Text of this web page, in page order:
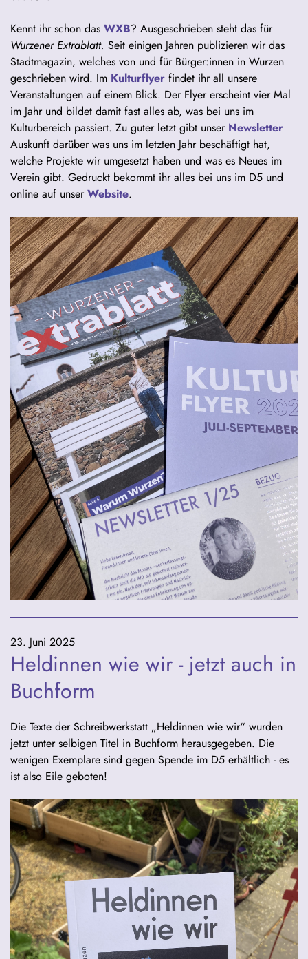
Kennt ihr schon das WXB? Ausgeschrieben steht das für
Wurzener Extrablatt. Seit einigen Jahren publizieren wir das
Stadtmagazin, welches von und für Bürger:innen in Wurzen
geschrieben wird. Im Kulturflyer findet ihr all unsere
Veranstaltungen auf einem Blick. Der Flyer erscheint vier Mal
im Jahr und bildet damit fast alles ab, was bei uns im
Kulturbereich passiert. Zu guter letzt gibt unser Newsletter
Auskunft darüber was uns im letzten Jahr beschäftigt hat,
welche Projekte wir umgesetzt haben und was es Neues im
Verein gibt. Gedruckt bekommt ihr alles bei uns im D5 und
online auf unserWebsite.
23. Juni 2025
Heldinnen wie wir - jetzt auch in
Buchform
Die Texte der Schreibwerkstatt „Heldinnen wie wir“ wurden
jetzt unter selbigen Titel in Buchform herausgegeben. Die
wenigen Exemplare sind gegen Spende im D5 erhältlich - es
ist also Eile geboten!